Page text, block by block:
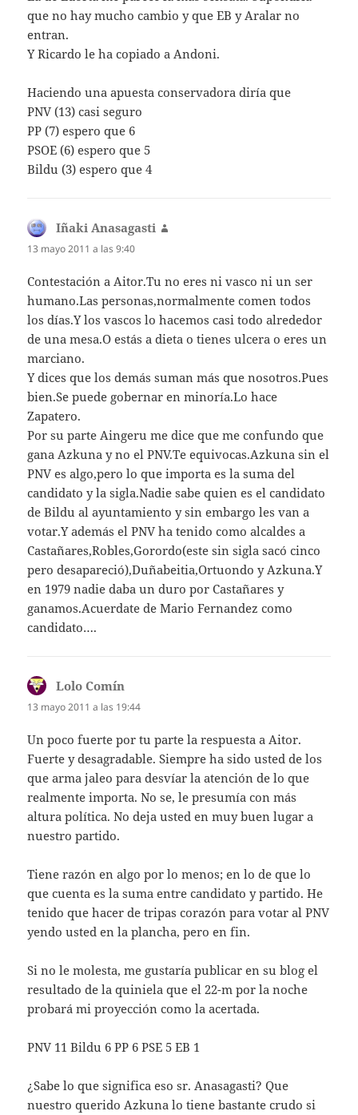
que no hay mucho cambio y que EB y Aralar no
entran.
Y Ricardo le ha copiado a Andoni.
Haciendo una apuesta conservadora diría que
PNV (13) casi seguro
PP (7) espero que 6
PSOE (6) espero que 5
Bildu (3) espero que 4
Iñaki Anasagasti
13 mayo 2011 a las 9:40
Contestación a Aitor.Tu no eres ni vasco ni un ser
humano.Las personas,normalmente comen todos
los días.Y los vascos lo hacemos casi todo alrededor
de una mesa.O estás a dieta o tienes ulcera o eres un
marciano.
Y dices que los demás suman más que nosotros.Pues
bien.Se puede gobernar en minoría.Lo hace
Zapatero.
Por su parte Aingeru me dice que me confundo que
gana Azkuna y no el PNV.Te equivocas.Azkuna sin el
PNV es algo,pero lo que importa es la suma del
candidato y la sigla.Nadie sabe quien es el candidato
de Bildu al ayuntamiento y sin embargo les van a
votar.Y además el PNV ha tenido como alcaldes a
Castañares,Robles,Gorordo(este sin sigla sacó cinco
pero desapareció),Duñabeitia,Ortuondo y Azkuna.Y
en 1979 nadie daba un duro por Castañares y
ganamos.Acuerdate de Mario Fernandez como
candidato….
Lolo Comín
13 mayo 2011 a las 19:44
Un poco fuerte por tu parte la respuesta a Aitor.
Fuerte y desagradable. Siempre ha sido usted de los
que arma jaleo para desvíar la atención de lo que
realmente importa. No se, le presumía con más
altura política. No deja usted en muy buen lugar a
nuestro partido.
Tiene razón en algo por lo menos; en lo de que lo
que cuenta es la suma entre candidato y partido. He
tenido que hacer de tripas corazón para votar al PNV
yendo usted en la plancha, pero en fin.
Si no le molesta, me gustaría publicar en su blog el
resultado de la quiniela que el 22-m por la noche
probará mi proyección como la acertada.
PNV 11 Bildu 6 PP 6 PSE 5 EB 1
¿Sabe lo que significa eso sr. Anasagasti? Que
nuestro querido Azkuna lo tiene bastante crudo si